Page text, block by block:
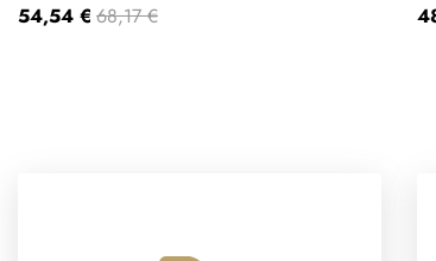
54,54 € 68,17 €